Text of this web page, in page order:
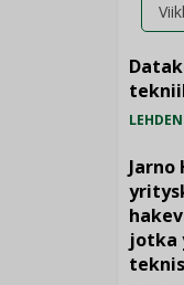
Jarno
jotka